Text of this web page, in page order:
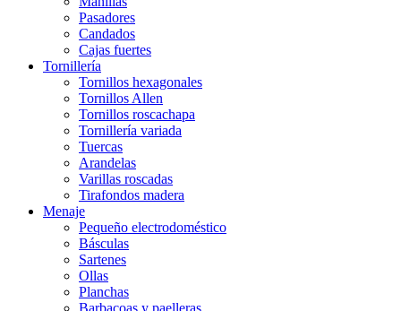
Pasadores
Candados
Cajas fuertes
Tornillería
Tornillos hexagonales
Tornillos Allen
Tornillos roscachapa
Tornillería variada
Tuercas
Arandelas
Varillas roscadas
Tirafondos madera
Menaje
Pequeño electrodoméstico
Básculas
Sartenes
Ollas
Planchas
Barbacoas y paelleras